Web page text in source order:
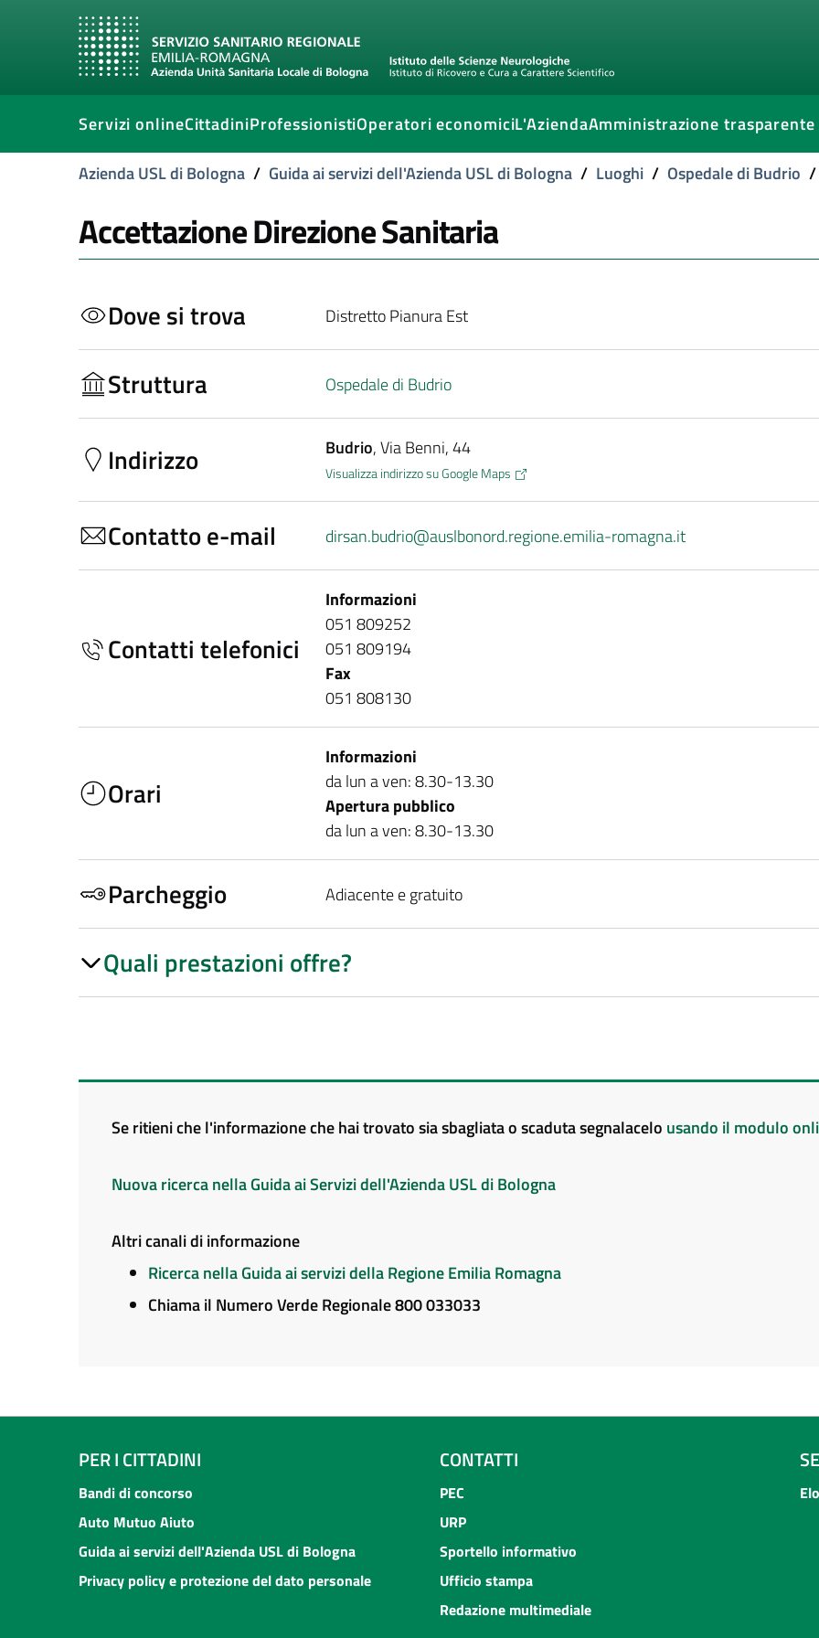
Servizi onlineCittadiniProfessionistiOperatori economiciL'AziendaAmministrazione trasparente
Azienda USL di Bologna / Guida ai servizi dell'Azienda USL di Bologna / Luoghi / Ospedale di Budrio /
Accettazione Direzione Sanitaria
Dove si trova Distretto Pianura Est
Struttura Ospedale di Budrio
Indirizzo Budrio, Via Benni, 44
Visualizza indirizzo su Google Maps
Contatto e-mail dirsan.budrio@auslbonord.regione.emilia-romagna.it
Contatti telefonici
Informazioni
051 809252
051 809194
Fax
051 808130
Orari
Informazioni
da lun a ven: 8.30-13.30
Apertura pubblico
da lun a ven: 8.30-13.30
Parcheggio Adiacente e gratuito
Quali prestazioni offre?
Se ritieni che l'informazione che hai trovato sia sbagliata o scaduta segnalacelo usando il modulo
Nuova ricerca nella Guida ai Servizi dell'Azienda USL di Bologna
Altri canali di informazione
Ricerca nella Guida ai servizi della Regione Emilia Romagna
Chiama il Numero Verde Regionale 800 033033
PER I CITTADINI
Bandi di concorso
Auto Mutuo Aiuto
Guida ai servizi dell'Azienda USL di Bologna
Privacy policy e protezione del dato personale
CONTATTI
PEC
URP
Sportello informativo
Ufficio stampa
Redazione multimediale